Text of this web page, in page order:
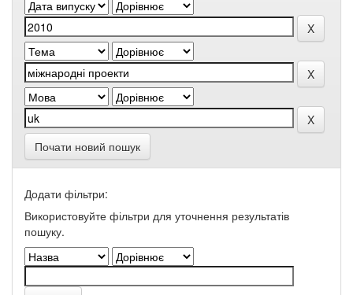
Почати новий пошук
Додати фільтри:
Використовуйте фільтри для уточнення результатів
пошуку.